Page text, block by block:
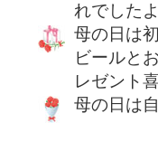
れでした
母の日は
ビールと
レゼント
母の日は